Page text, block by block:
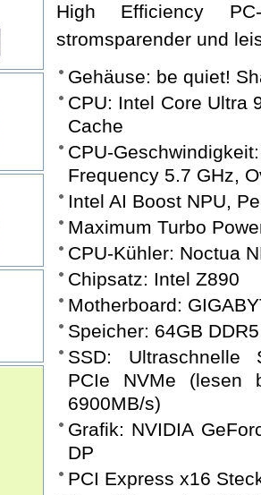
High Efficiency
stromsparender und
Gehäuse: be quiet!
CPU: Intel Core Ultra
Cache
CPU-
Frequency 5.7 GHz,
Intel AI Boost NPU,
Maximum Turbo
CPU-Kühler: Noctua
Chipsatz: Intel Z890
Motherboard:
Speicher: 64GB
SSD:
PCIe NVMe (lesen
6900MB/s)
Grafik: NVIDIA
DP
PCI Express x16